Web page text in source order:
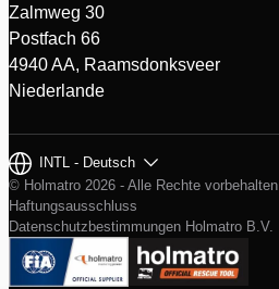
Zalmweg 30
Postfach 66
4940 AA, Raamsdonksveer
Niederlande
INTL - Deutsch
© Holmatro 2026 - Alle Rechte vorbehalten
Haftungsausschluss
Datenschutzbestimmungen Holmatro B.V.